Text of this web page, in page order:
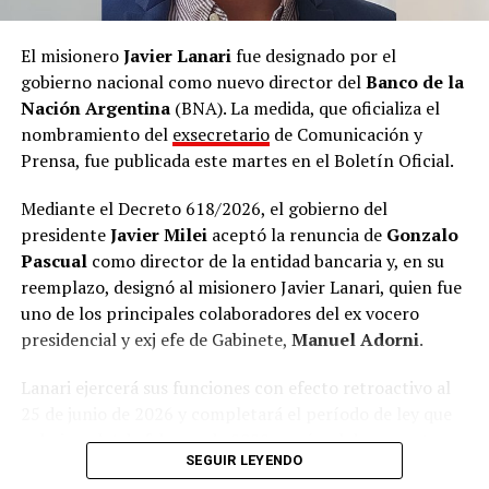
El misioneroJavier Lanarifue designado por el
gobierno nacional como nuevo director delBanco de la
Nación Argentina(BNA). La medida, que oficializa el
nombramiento del exsecretariode Comunicación y
Prensa, fue publicada este martes en el Boletín Oficial.
Mediante el Decreto 618/2026, el gobierno del
presidenteJavier Mileiaceptó la renuncia de Gonzalo
Pascualcomo director de la entidad bancaria y, en su
reemplazo, designó al misionero Javier Lanari, quien fue
uno de los principales colaboradores del ex vocero
presidencial y exj efe de Gabinete, Manuel Adorni.
Lanari ejercerá sus funciones con efecto retroactivo al
culmina el 4 de febrero de2028, según el documento
SEGUIR LEYENDO